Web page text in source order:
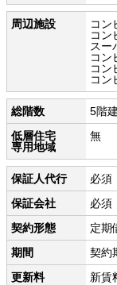
周辺施設
コン
コン
スー
コン
コン
コン
総階数
5階建
低層住宅
専用地域
無
保証人代行
必須
保証会社
必須
契約形態
定期
期間
契約
更新料
新